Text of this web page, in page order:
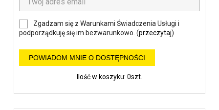
Zgadzam się z Warunkami Świadczenia Usługi i
podporządkuję się im bezwarunkowo. (przeczytaj)
POWIADOM MNIE O DOSTĘPNOŚCI
Ilość w koszyku: 0szt.